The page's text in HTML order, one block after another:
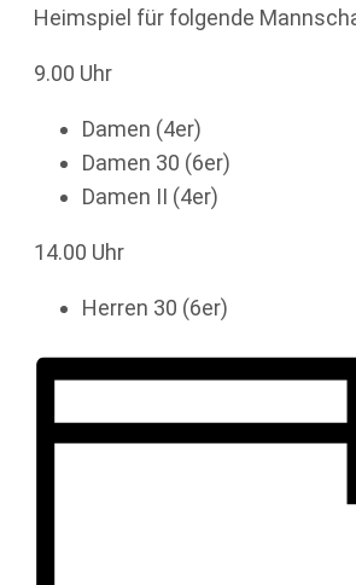
Heimspiel für folgende
9.00 Uhr
Damen (4er)
Damen 30 (6er)
Damen II (4er)
14.00 Uhr
Herren 30 (6er)